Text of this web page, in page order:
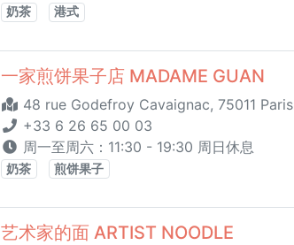
奶茶 港式
一家煎饼果子店 MADAME GUAN
48 rue Godefroy Cavaignac, 75011 Paris
+33 6 26 65 00 03
周一至周六：11:30 - 19:30 周日休息
奶茶 煎饼果子
艺术家的面 ARTIST NOODLE